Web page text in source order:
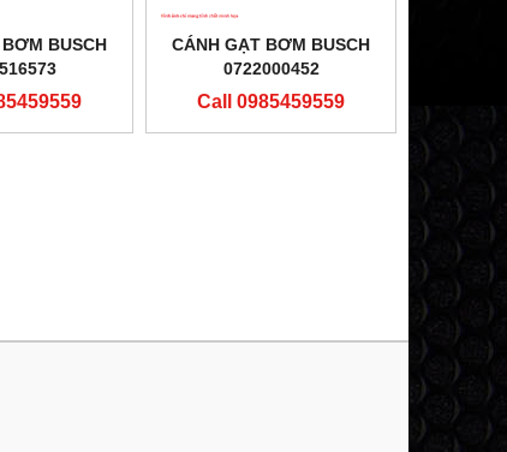
BUSCH
CÁNH GẠT BƠM BUSCH
0722000452
Call 0985459559